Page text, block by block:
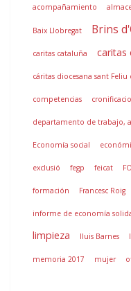
acompañamiento
Baix Llobregat Brins
caritas cataluña caritas
cáritas diocesana sant Feliu
competencias
departamento de trabajo,
Economía social
exclusió fegp feicat
formación Francesc Roig
informe de economía
limpieza lluis Barnes
memoria 2017 mujer